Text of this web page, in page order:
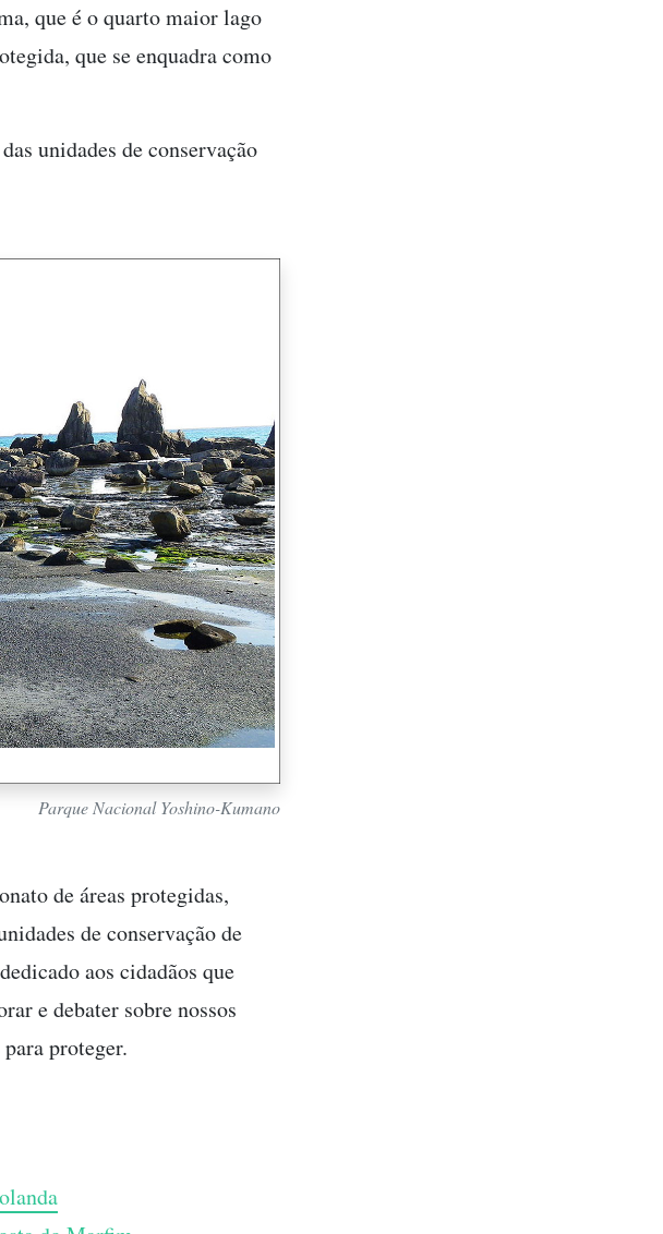
que é o quarto maior lago
que se enquadra como
unidades de conservação
Parque Nacional Yoshino-Kumano
de áreas protegidas,
de conservação de
aos cidadãos que
e debater sobre nossos
proteger.